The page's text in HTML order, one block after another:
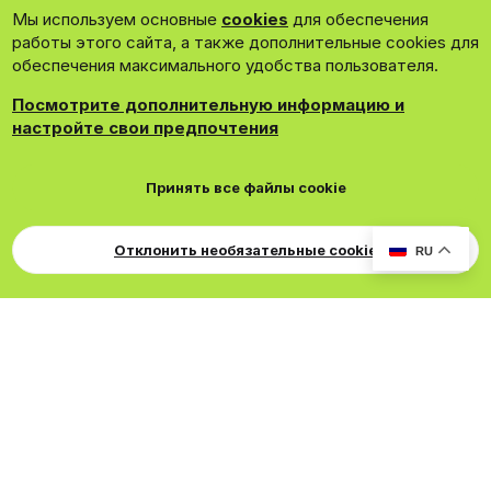
RU
Зарегистрироваться сейчас!
DohTheme
Cookies Russian Обратная связь
Поддержка
Для правообладателей
EN Soundmain
Условия и правила
Политика конфиденциальности
S
Мы используем основные cookies для обеспечения
работы этого сайта, а также дополнительные cookies для
обеспечения максимального удобства пользователя.
Посмотрите дополнительную информацию и
настройте свои предпочтения
Принять все файлы cookie
Отклонить необязательные cookie